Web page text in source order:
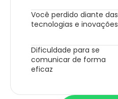
Você perdido diante das
tecnologias e inovações
Dificuldade para se
comunicar de forma
eficaz